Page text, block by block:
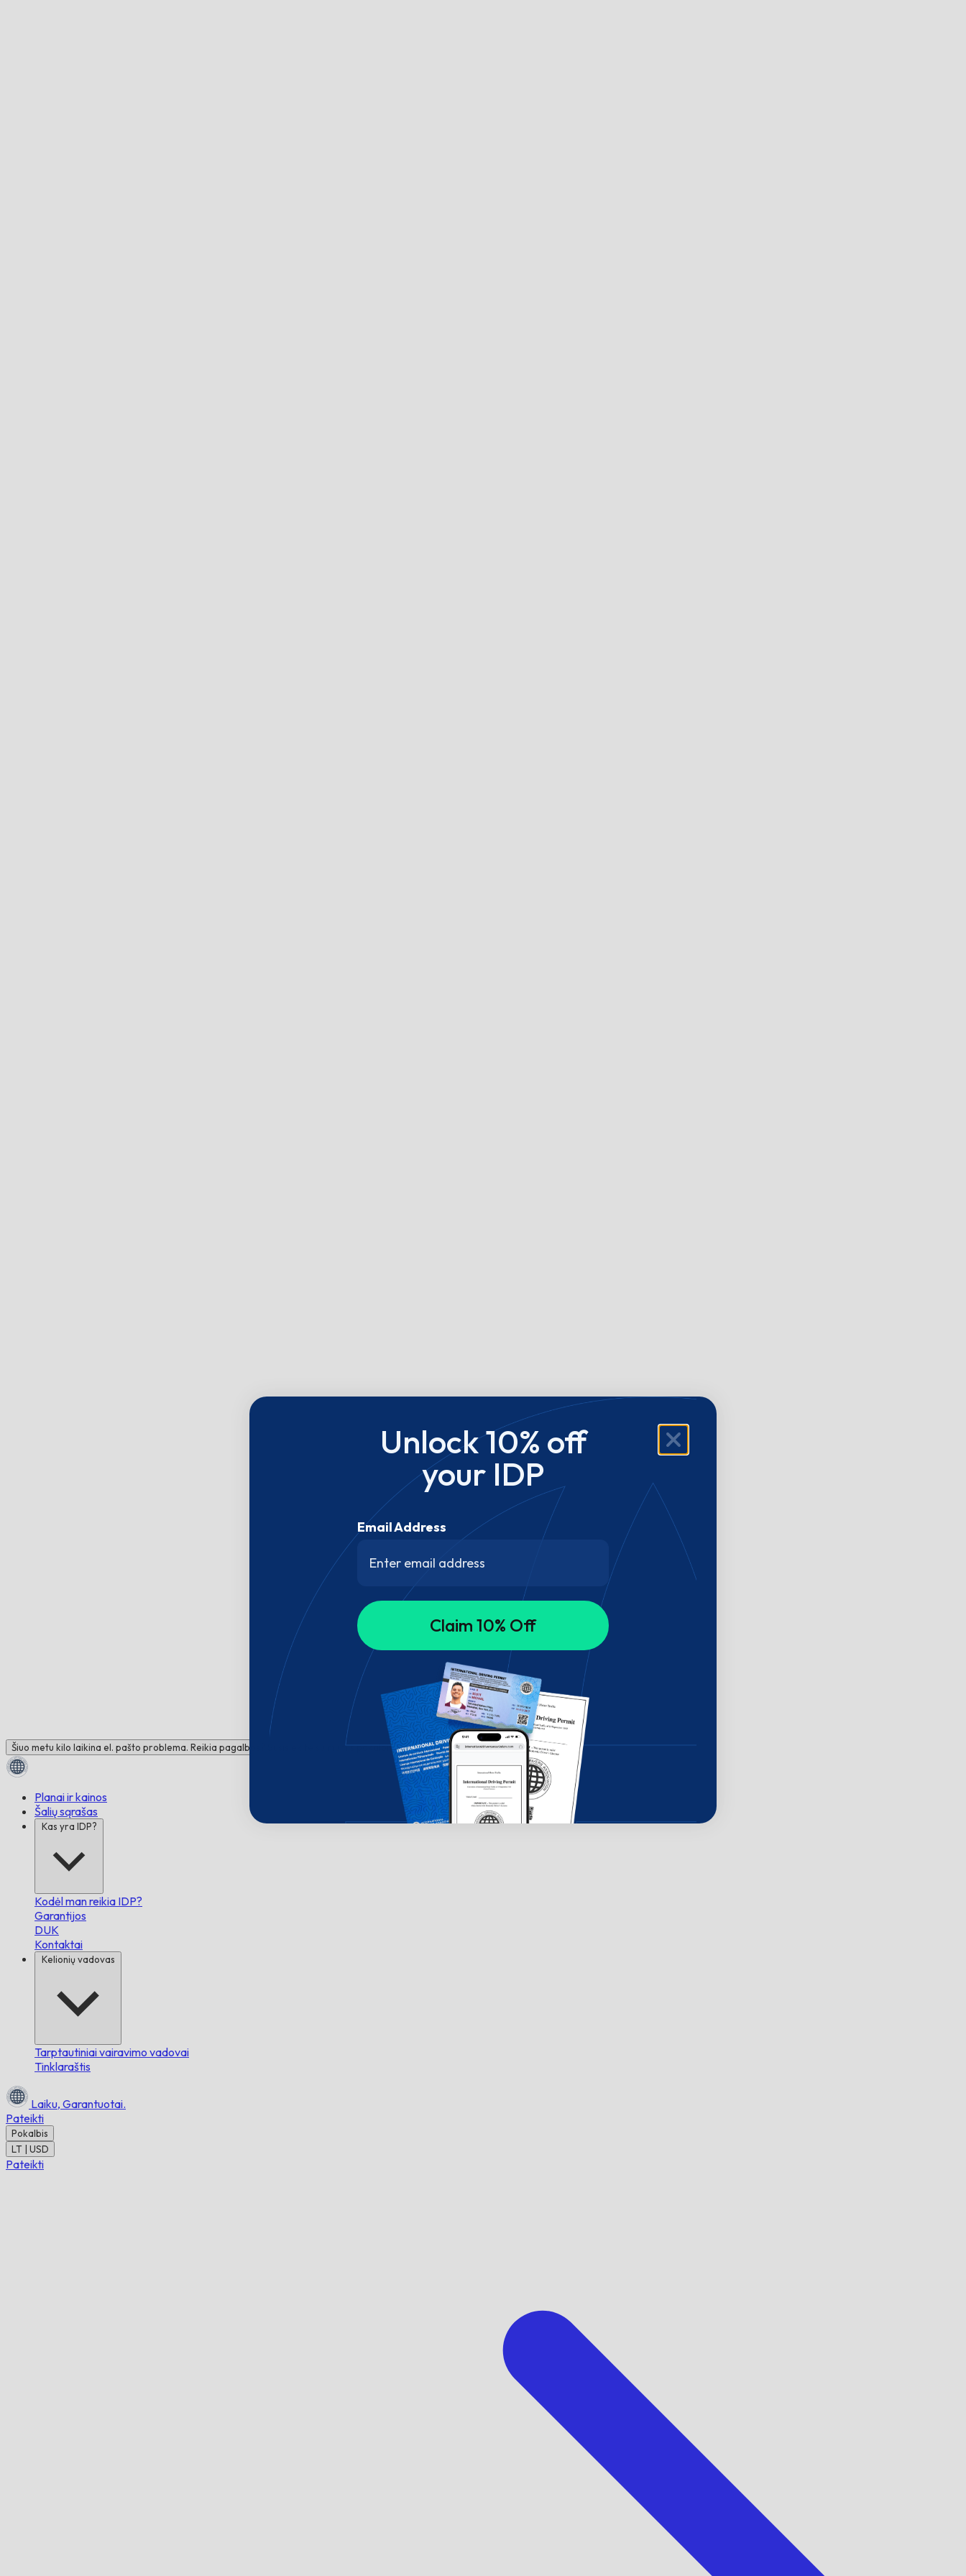
Šiuo metu kilo laikina el. pašto problema. Reikia pagalbos? Susisiekite su mumis pokalbių lange!
Planai ir kainos
Šalių sąrašas
Kas yra IDP?
Kodėl man reikia IDP?
Garantijos
DUK
Kontaktai
Kelionių vadovas
Tarptautiniai vairavimo vadovai
Tinklaraštis
Laiku, Garantuotai.
Pateikti
Pokalbis
LT | USD
Pateikti
Unlock 10% off
your IDP
Email Address
Claim 10% Off